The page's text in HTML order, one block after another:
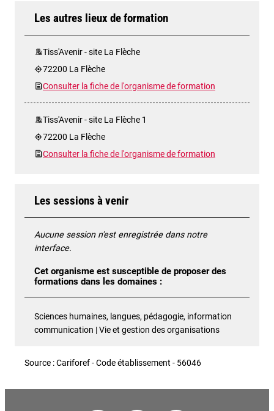
Les autres lieux de formation
Tiss'Avenir - site La Flèche
72200 La Flèche
Consulter la fiche de l'organisme de formation
Tiss'Avenir - site La Flèche 1
72200 La Flèche
Consulter la fiche de l'organisme de formation
Les sessions à venir
Aucune session n'est enregistrée dans notre
interface.
Cet organisme est susceptible de proposer des
formations dans les domaines :
Sciences humaines, langues, pédagogie, information
communication | Vie et gestion des organisations
Source : Cariforef - Code établissement - 56046